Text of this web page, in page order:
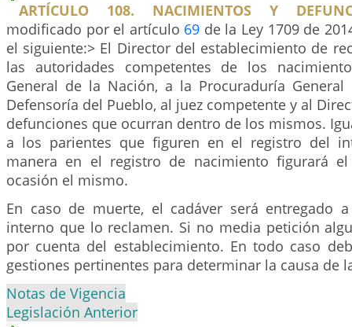
ARTÍCULO 108. NACIMIENTOS Y
modificado por el artículo 69 de la Ley 1709 de
el siguiente:> El Director del establecimiento de
las autoridades competentes de los
General de la Nación, a la Procuraduría
Defensoría del Pueblo, al juez competente y al
defunciones que ocurran dentro de los mismos.
a los parientes que figuren en el registro del
manera en el registro de nacimiento figurará
ocasión el mismo.
En caso de muerte, el cadáver será entregado
interno que lo reclamen. Si no media petición
por cuenta del establecimiento. En todo caso
gestiones pertinentes para determinar la causa de
Notas de Vigencia
Legislación Anterior